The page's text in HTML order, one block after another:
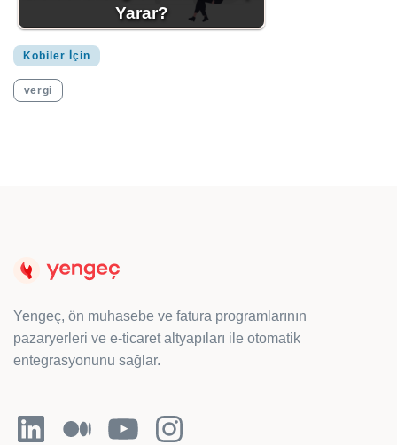
Yarar?
Kobiler İçin
vergi
Yengeç, ön muhasebe ve fatura programlarının
pazaryerleri ve e-ticaret altyapıları ile otomatik
entegrasyonunu sağlar.
LinkedInOrta YouTubeInstagram